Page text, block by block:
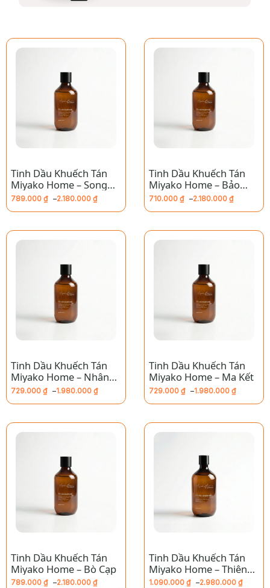
Tinh Dầu Khuếch Tán
Miyako Home – Song
Ngư
789.000 ₫ –2.180.000 ₫
giá:
đến
2.180.000 ₫
Tinh Dầu Khuếch Tán
Miyako Home – Bảo
Bình
710.000 ₫ –2.180.000 ₫
giá:
đến
2.180.000 ₫
Tinh Dầu Khuếch Tán
Miyako Home – Nhân
Mã
729.000 ₫ –1.980.000 ₫
Khoảng
giá:
đến
1.980.000 ₫
Tinh Dầu Khuếch Tán
Miyako Home – Ma Kết
729.000 ₫ –1.980.000 ₫
Khoảng
giá:
đến
1.980.000 ₫
Tinh Dầu Khuếch Tán
Miyako Home – Bò Cạp
789.000 ₫ –2.180.000 ₫
Tinh Dầu Khuếch Tán
Miyako Home – Thiên
Bình
1.090.000 ₫ –2.980.000 ₫